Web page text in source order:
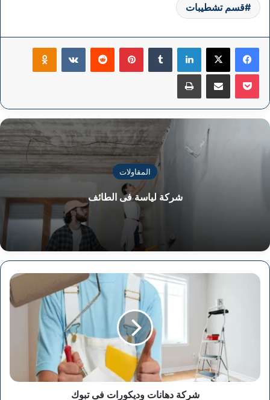
قسم تشطيبات
فيسبوك ‫X لينكدإن بينتيريست
‫Pocket مشاركة عبر البريد طباعة
المقاولات
شركة لياسة فى الطائف
شركة
شركة دهانات وديكورات فى تبوك